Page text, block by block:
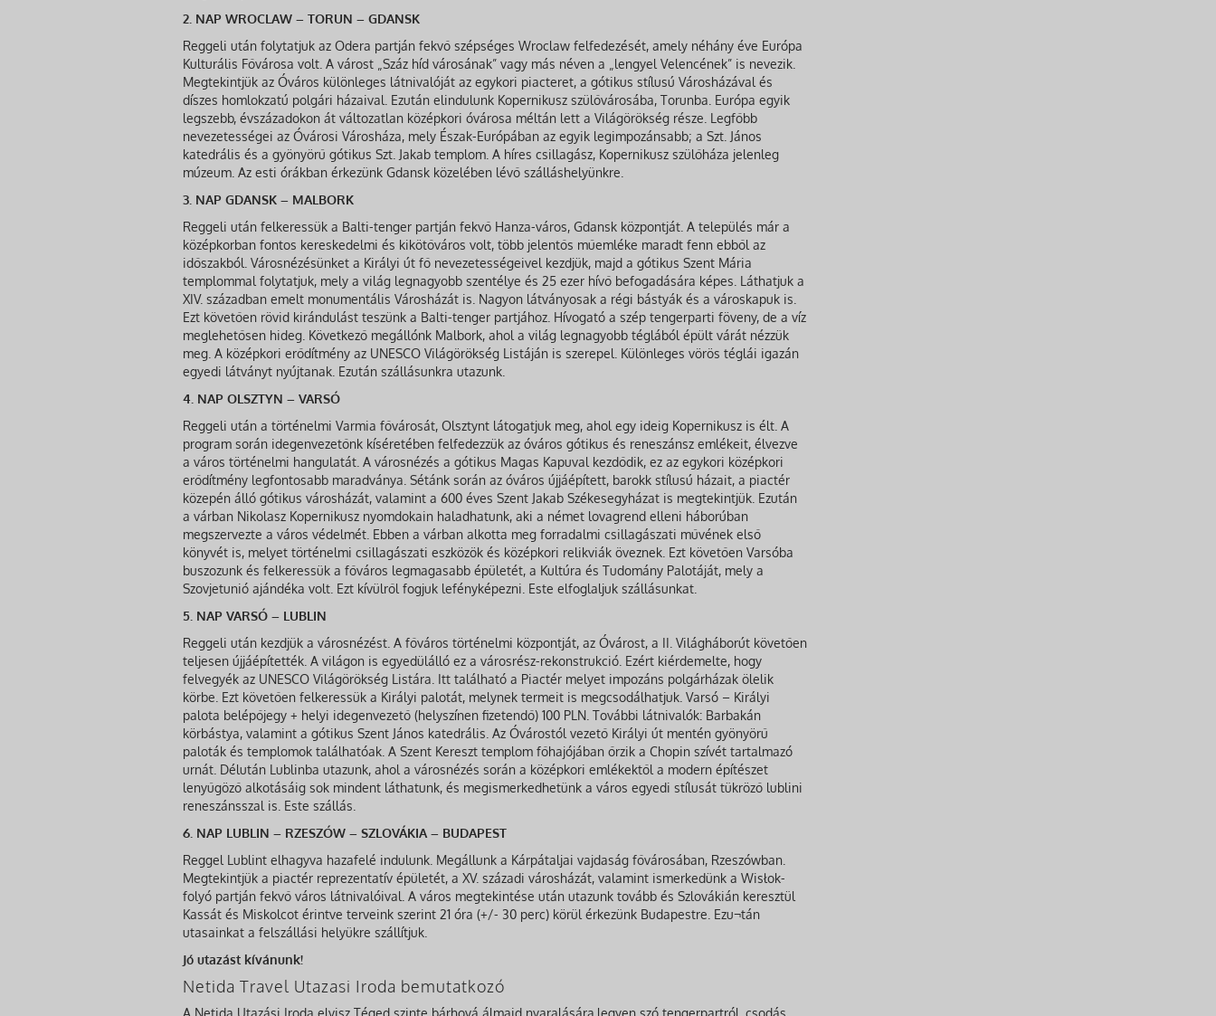
2. NAP WROCLAW – TORUN – GDANSK
Reggeli után folytatjuk az Odera partján fekvő szépséges Wroclaw felfedezését, amely néhány éve Európa
Kulturális Fővárosa volt. A várost „Száz híd városának” vagy más néven a „lengyel Velencének” is nevezik.
Megtekintjük az Óváros különleges látnivalóját az egykori piacteret, a gótikus stílusú Városházával és
díszes homlokzatú polgári házaival. Ezután elindulunk Kopernikusz szülővárosába, Torunba. Európa egyik
legszebb, évszázadokon át változatlan középkori óvárosa méltán lett a Világörökség része. Legfőbb
nevezetességei az Óvárosi Városháza, mely Észak-Európában az egyik legimpozánsabb; a Szt. János
katedrális és a gyönyörű gótikus Szt. Jakab templom. A híres csillagász, Kopernikusz szülőháza jelenleg
múzeum. Az esti órákban érkezünk Gdansk közelében lévő szálláshelyünkre.
3. NAP GDANSK – MALBORK
Reggeli után felkeressük a Balti-tenger partján fekvő Hanza-város, Gdansk központját. A település már a
középkorban fontos kereskedelmi és kikötőváros volt, több jelentős műemléke maradt fenn ebből az
időszakból. Városnézésünket a Királyi út fő nevezetességeivel kezdjük, majd a gótikus Szent Mária
templommal folytatjuk, mely a világ legnagyobb szentélye és 25 ezer hívő befogadására képes. Láthatjuk a
XIV. században emelt monumentális Városházát is. Nagyon látványosak a régi bástyák és a városkapuk is.
Ezt követően rövid kirándulást teszünk a Balti-tenger partjához. Hívogató a szép tengerparti föveny, de a víz
meglehetősen hideg. Következő megállónk Malbork, ahol a világ legnagyobb téglából épült várát nézzük
meg. A középkori erődítmény az UNESCO Világörökség Listáján is szerepel. Különleges vörös téglái igazán
egyedi látványt nyújtanak. Ezután szállásunkra utazunk.
4. NAP OLSZTYN – VARSÓ
Reggeli után a történelmi Varmia fővárosát, Olsztynt látogatjuk meg, ahol egy ideig Kopernikusz is élt. A
program során idegenvezetőnk kíséretében felfedezzük az óváros gótikus és reneszánsz emlékeit, élvezve
a város történelmi hangulatát. A városnézés a gótikus Magas Kapuval kezdődik, ez az egykori középkori
erődítmény legfontosabb maradványa. Sétánk során az óváros újjáépített, barokk stílusú házait, a piactér
közepén álló gótikus városházát, valamint a 600 éves Szent Jakab Székesegyházat is megtekintjük. Ezután
a várban Nikolasz Kopernikusz nyomdokain haladhatunk, aki a német lovagrend elleni háborúban
megszervezte a város védelmét. Ebben a várban alkotta meg forradalmi csillagászati művének első
könyvét is, melyet történelmi csillagászati eszközök és középkori relikviák öveznek. Ezt követően Varsóba
buszozunk és felkeressük a főváros legmagasabb épületét, a Kultúra és Tudomány Palotáját, mely a
Szovjetunió ajándéka volt. Ezt kívülről fogjuk lefényképezni. Este elfoglaljuk szállásunkat.
5. NAP VARSÓ – LUBLIN
Reggeli után kezdjük a városnézést. A főváros történelmi központját, az Óvárost, a II. Világháborút követően
teljesen újjáépítették. A világon is egyedülálló ez a városrész-rekonstrukció. Ezért kiérdemelte, hogy
felvegyék az UNESCO Világörökség Listára. Itt található a Piactér melyet impozáns polgárházak ölelik
körbe. Ezt követően felkeressük a Királyi palotát, melynek termeit is megcsodálhatjuk. Varsó – Királyi
palota belépőjegy + helyi idegenvezető (helyszínen fizetendő) 100 PLN. További látnivalók: Barbakán
körbástya, valamint a gótikus Szent János katedrális. Az Óvárostól vezető Királyi út mentén gyönyörű
paloták és templomok találhatóak. A Szent Kereszt templom főhajójában őrzik a Chopin szívét tartalmazó
urnát. Délután Lublinba utazunk, ahol a városnézés során a középkori emlékektől a modern építészet
lenyűgöző alkotásáig sok mindent láthatunk, és megismerkedhetünk a város egyedi stílusát tükröző lublini
reneszánsszal is. Este szállás.
6. NAP LUBLIN – RZESZÓW – SZLOVÁKIA – BUDAPEST
Reggel Lublint elhagyva hazafelé indulunk. Megállunk a Kárpátaljai vajdaság fővárosában, Rzeszówban.
Megtekintjük a piactér reprezentatív épületét, a XV. századi városházát, valamint ismerkedünk a Wisłok-
folyó partján fekvő város látnivalóival. A város megtekintése után utazunk tovább és Szlovákián keresztül
Kassát és Miskolcot érintve terveink szerint 21 óra (+/- 30 perc) körül érkezünk Budapestre. Ezu¬tán
utasainkat a felszállási helyükre szállítjuk.
Jó utazást kívánunk!
Netida Travel Utazasi Iroda bemutatkozó
A Netida Utazási Iroda elvisz Téged szinte bárhová álmaid nyaralására,legyen szó tengerpartról, csodás